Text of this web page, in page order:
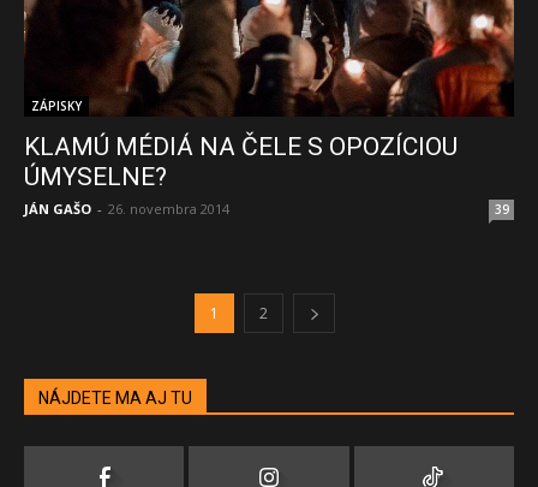
ZÁPISKY
KLAMÚ MÉDIÁ NA ČELE S OPOZÍCIOU
ÚMYSELNE?
JÁN GAŠO - 26. novembra 2014 39
1 2
NÁJDETE MA AJ TU